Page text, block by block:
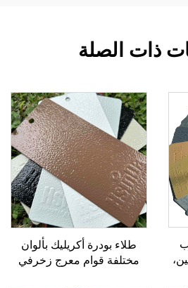
ذات الصلة
طلاء بودرة أكريليك بألوان
مختلفة قوام معرج زخرفي